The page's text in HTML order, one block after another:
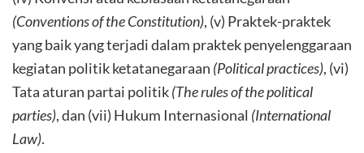
(Conventions of the Constitution), (v) Praktek-praktek
yang baik yang terjadi dalam praktek penyelenggaraan
kegiatan politik ketatanegaraan (Political practices), (vi)
Tata aturan partai politik(The rules of the political
parties), dan (vii) Hukum Internasional (International
Law).